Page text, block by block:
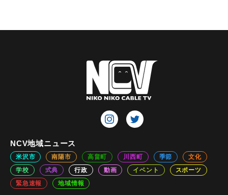
NCV地域ニュース
米沢市 南陽市 高畠町 川西町 季節
文化
学校
式典 行政 動画 イベント
スポーツ
緊急速報
地域情報